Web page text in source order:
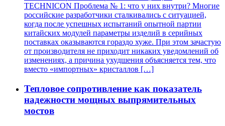
TECHNICON Проблема № 1: что у них внутри? Многие
российские разработчики сталкивались с ситуацией,
когда после успешных испытаний опытной партии
китайских модулей параметры изделий в серийных
поставках оказываются гораздо хуже. При этом зачастую
от производителя не приходит никаких уведомлений об
изменениях, а причина ухудшения объясняется тем, что
вместо «импортных» кристаллов […]
Тепловое сопротивление как показатель
надежности мощных выпрямительных
мостов